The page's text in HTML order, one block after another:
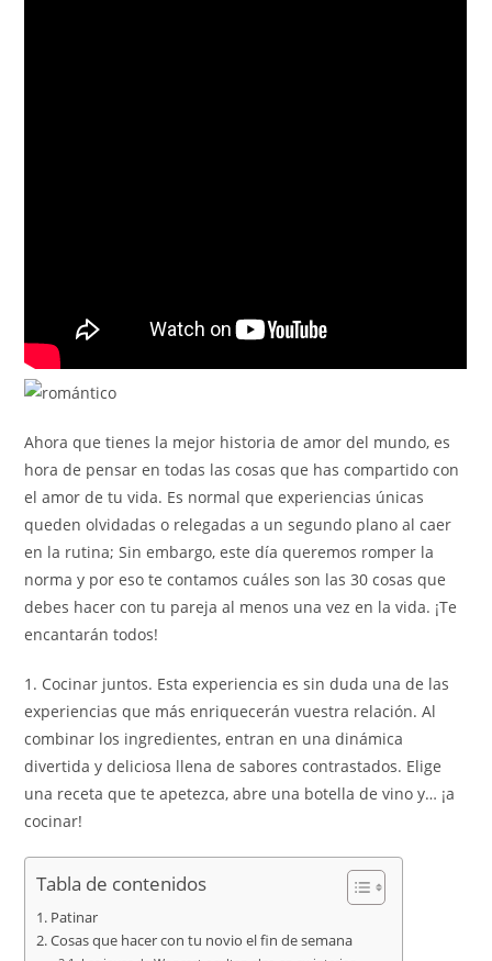
Ahora que tienes la mejor historia de amor del mundo, es
hora de pensar en todas las cosas que has compartido con
el amor de tu vida. Es normal que experiencias únicas
queden olvidadas o relegadas a un segundo plano al caer
en la rutina; Sin embargo, este día queremos romper la
norma y por eso te contamos cuáles son las 30 cosas que
debes hacer con tu pareja al menos una vez en la vida. ¡Te
encantarán todos!
1. Cocinar juntos. Esta experiencia es sin duda una de las
experiencias que más enriquecerán vuestra relación. Al
combinar los ingredientes, entran en una dinámica
divertida y deliciosa llena de sabores contrastados. Elige
una receta que te apetezca, abre una botella de vino y… ¡a
cocinar!
Tabla de contenidos
Patinar
Cosas que hacer con tu novio el fin de semana